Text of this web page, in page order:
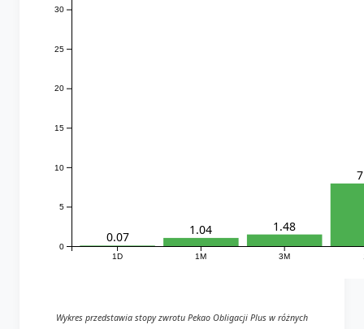
1D 1M 3M
0
5
10
15
20
25
30
0.07 1.04 1.48
Wykres przedstawia stopy zwrotu Pekao Obligacji Plus w różnych